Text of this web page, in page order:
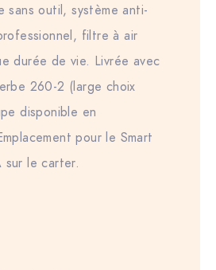
sans outil, système anti-
filtre à air
durée de vie. Livrée avec
260-2 (large choix
disponible en
pour le Smart
le carter.